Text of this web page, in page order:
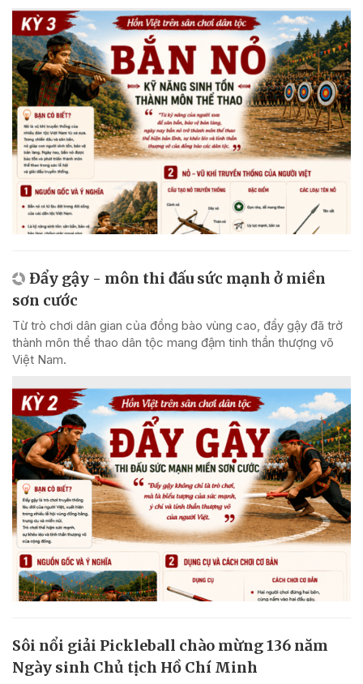
Đẩy gậy - môn thi đấu sức mạnh ở miền
sơn cước
Từ trò chơi dân gian của đồng bào vùng cao, đẩy gậy đã trở
thành môn thể thao dân tộc mang đậm tinh thần thượng võ
Việt Nam.
Sôi nổi giải Pickleball chào mừng 136 năm
Ngày sinh Chủ tịch Hồ Chí Minh